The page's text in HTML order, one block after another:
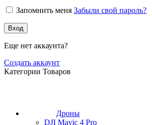
Запомнить меня Забыли свой пароль?
Вход
Еще нет аккаунта?
Создать аккаунт
Категории Товаров
Дроны
DJI Mavic 4 Pro